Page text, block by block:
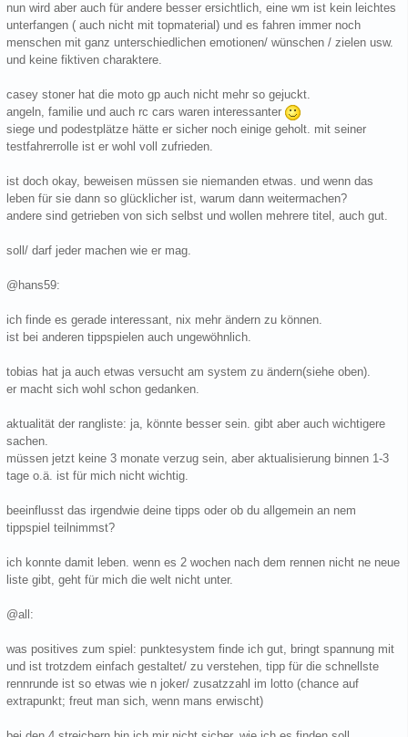
nun wird aber auch für andere besser ersichtlich, eine wm ist kein leichtes
unterfangen ( auch nicht mit topmaterial) und es fahren immer noch
menschen mit ganz unterschiedlichen emotionen/ wünschen / zielen usw.
und keine fiktiven charaktere.
casey stoner hat die moto gp auch nicht mehr so gejuckt.
angeln, familie und auch rc cars waren interessanter
siege und podestplätze hätte er sicher noch einige geholt. mit seiner
testfahrerrolle ist er wohl voll zufrieden.
ist doch okay, beweisen müssen sie niemanden etwas. und wenn das
leben für sie dann so glücklicher ist, warum dann weitermachen?
andere sind getrieben von sich selbst und wollen mehrere titel, auch gut.
soll/ darf jeder machen wie er mag.
@hans59:
ich finde es gerade interessant, nix mehr ändern zu können.
ist bei anderen tippspielen auch ungewöhnlich.
tobias hat ja auch etwas versucht am system zu ändern(siehe oben).
er macht sich wohl schon gedanken.
aktualität der rangliste: ja, könnte besser sein. gibt aber auch wichtigere
sachen.
müssen jetzt keine 3 monate verzug sein, aber aktualisierung binnen 1-3
tage o.ä. ist für mich nicht wichtig.
beeinflusst das irgendwie deine tipps oder ob du allgemein an nem
tippspiel teilnimmst?
ich konnte damit leben. wenn es 2 wochen nach dem rennen nicht ne neue
liste gibt, geht für mich die welt nicht unter.
@all:
was positives zum spiel: punktesystem finde ich gut, bringt spannung mit
und ist trotzdem einfach gestaltet/ zu verstehen, tipp für die schnellste
rennrunde ist so etwas wie n joker/ zusatzzahl im lotto (chance auf
extrapunkt; freut man sich, wenn mans erwischt)